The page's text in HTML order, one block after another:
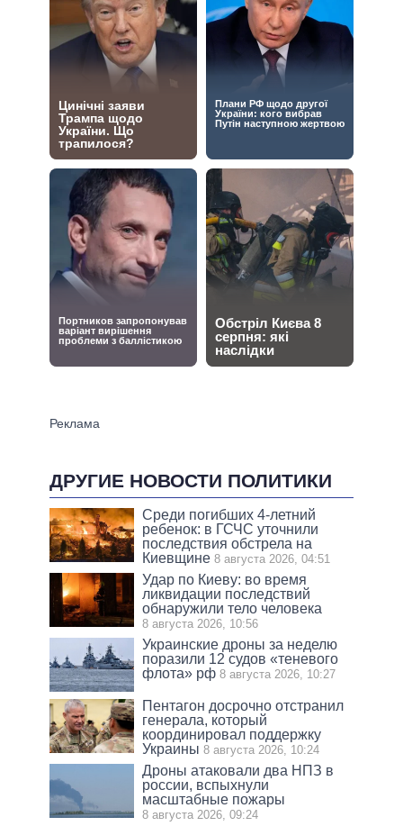
ДРУГИЕ НОВОСТИ ПОЛИТИКИ
Среди погибших 4-летний
ребенок: в ГСЧС уточнили
последствия обстрела на
Киевщине 8 августа 2026, 04:51
Удар по Киеву: во время
ликвидации последствий
обнаружили тело человека
8 августа 2026, 10:56
Украинские дроны за неделю
поразили 12 судов «теневого
флота» рф 8 августа 2026, 10:27
Пентагон досрочно отстранил
генерала, который
координировал поддержку
Украины 8 августа 2026, 10:24
Дроны атаковали два НПЗ в
россии, вспыхнули
масштабные пожары
8 августа 2026, 09:24